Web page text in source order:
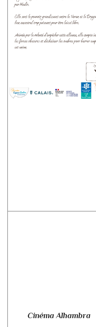
Cinéma Alhambra